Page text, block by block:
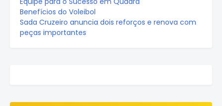
Benefícios do Voleibol
Sada Cruzeiro anuncia dois reforços e renova com
peças importantes